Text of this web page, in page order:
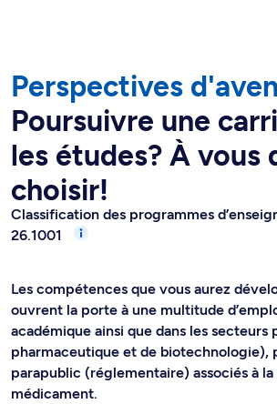
Perspectives
Poursuivre une
les études? À vous
choisir!
Classification des programmes
26.1001
Les compétences que vous aurez
ouvrent la porte à une multitude
académique ainsi que dans les
pharmaceutique et de biotechnologie),
parapublic (réglementaire) associés à la
médicament.